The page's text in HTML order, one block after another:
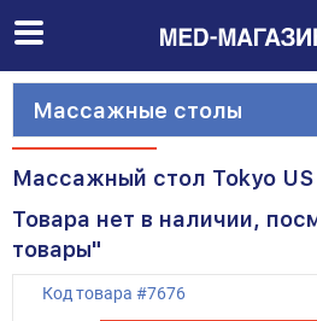
Массажные столы
Массажный стол Tokyo US
Товара нет в наличии,
товары"
Код товара #7676